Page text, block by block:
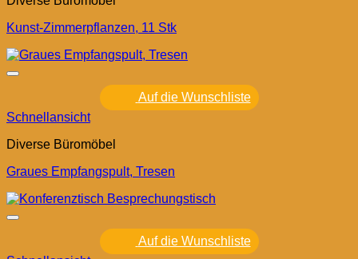
Kunst-Zimmerpflanzen, 11 Stk
Auf die Wunschliste
Schnellansicht
Diverse Büromöbel
Graues Empfangspult, Tresen
Auf die Wunschliste